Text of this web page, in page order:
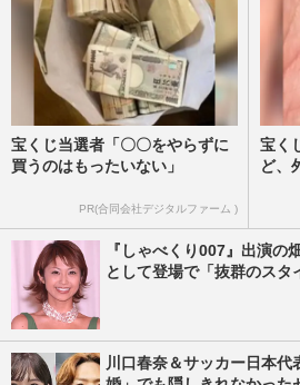
宝くじ当選者「〇〇をやらずに
買うのはもったいない」
PR(合同会社デジタルファーム )
宝く
ど、
『しゃべくり007』出演の
として登場で「抜群のスタ
川口春奈＆サッカー日本代